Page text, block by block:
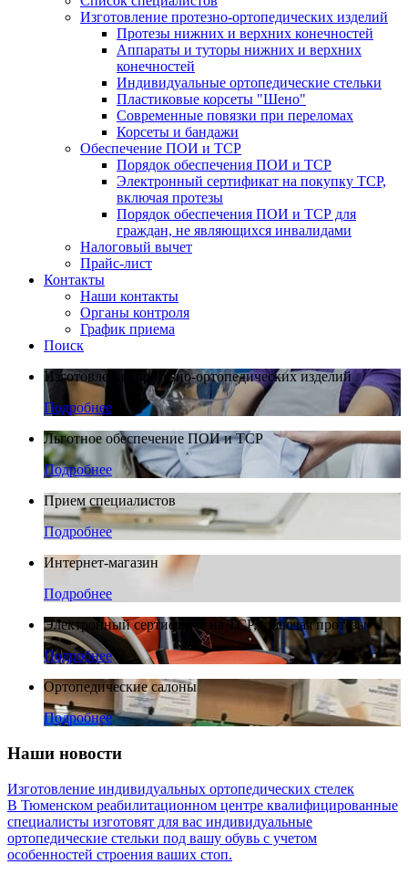
Изготовление протезно-ортопедических изделий
Протезы нижних и верхних конечностей
Аппараты и туторы нижних и верхних
конечностей
Индивидуальные ортопедические стельки
Пластиковые корсеты "Шено"
Современные повязки при переломах
Корсеты и бандажи
Обеспечение ПОИ и ТСР
Порядок обеспечения ПОИ и ТСР
Электронный сертификат на покупку ТСР,
включая протезы
Порядок обеспечения ПОИ и ТСР для
граждан, не являющихся инвалидами
Налоговый вычет
Прайс-лист
Контакты
Наши контакты
Органы контроля
График приема
Поиск
Изготовление протезно-ортопедических изделий
Подробнее
Льготное обеспечение ПОИ и ТСР
Подробнее
Прием специалистов
Подробнее
Интернет-магазин
Подробнее
Электронный сертификат на ТСР, включая протезы
Подробнее
Ортопедические салоны
Подробнее
Наши новости
Изготовление индивидуальных ортопедических стелек
В Тюменском реабилитационном центре квалифицированные
специалисты изготовят для вас индивидуальные
ортопедические стельки под вашу обувь с учетом
особенностей строения ваших стоп.